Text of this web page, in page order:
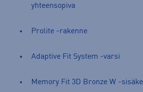
yhteensopiva
Prolite -rakenne
Adaptive Fit System -varsi
Memory Fit 3D Bronze W -